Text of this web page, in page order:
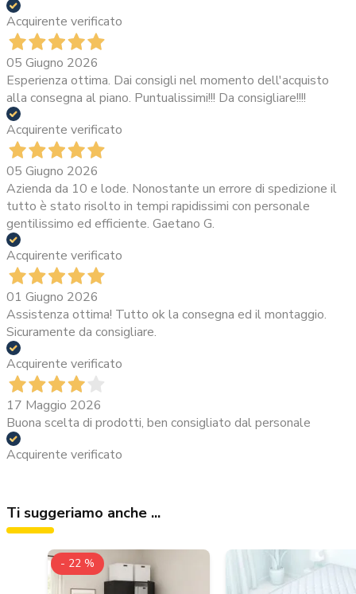
Acquirente verificato
05 Giugno 2026
Esperienza ottima. Dai consigli nel momento dell'acquisto
alla consegna al piano. Puntualissimi!!! Da consigliare!!!!
Acquirente verificato
05 Giugno 2026
Azienda da 10 e lode. Nonostante un errore di spedizione il
tutto è stato risolto in tempi rapidissimi con personale
gentilissimo ed efficiente. Gaetano G.
Acquirente verificato
01 Giugno 2026
Assistenza ottima! Tutto ok la consegna ed il montaggio.
Sicuramente da consigliare.
Acquirente verificato
17 Maggio 2026
Buona scelta di prodotti, ben consigliato dal personale
Acquirente verificato
Ti suggeriamo anche ...
- 22 %